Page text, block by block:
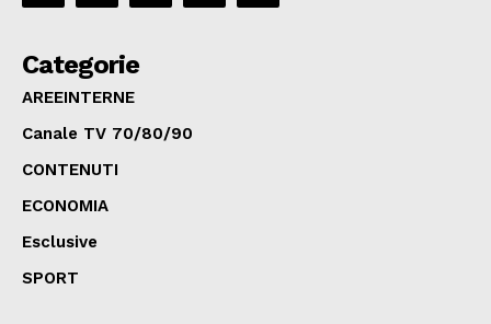
Categorie
AREEINTERNE
Canale TV 70/80/90
CONTENUTI
ECONOMIA
Esclusive
SPORT